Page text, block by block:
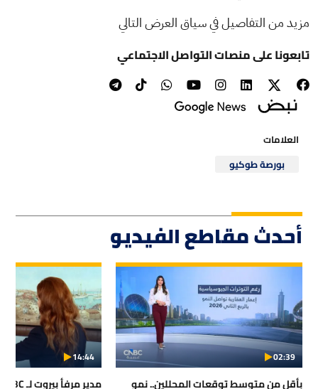
مزيد من التفاصيل في سياق العرض التالي
تابعونا على منصات التواصل الاجتماعي
العلامات
بورصة طوكيو
أحدث مقاطع الفيديو
02:39
بأقل من متوسط توقعات المحللين.. نمو
14:44